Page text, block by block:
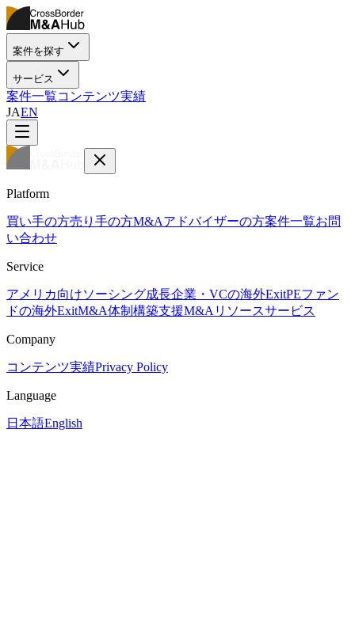
案件を探す
サービス
案件一覧コンテンツ実績
JAEN
Platform
買い手の方売り手の方M&Aアドバイザーの方案件一覧お問
い合わせ
Service
アメリカ向けソーシング成長企業・VCの海外ExitPEファン
ドの海外ExitM&A体制構築支援M&Aリソースサービス
Company
コンテンツ実績Privacy Policy
Language
日本語English